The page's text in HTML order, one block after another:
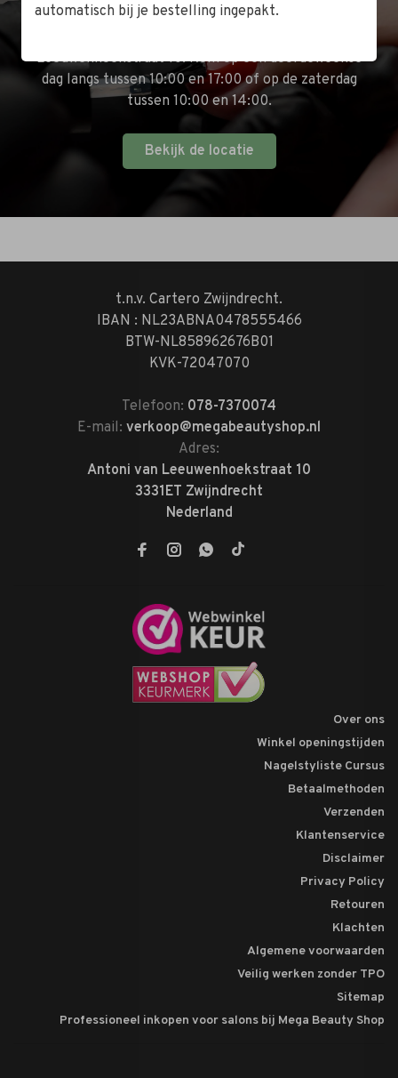
Naast de online shop hebben wij ook een fysieke
Leeuwenhoekstraat 10. Kom op een doordeweekse
dag langs tussen 10:00 en 17:00 of op de zaterdag
tussen 10:00 en 14:00.
Bekijk de locatie
t.n.v. Cartero Zwijndrecht.
IBAN : NL23ABNA0478555466
BTW-NL858962676B01
KVK-72047070
Telefoon: 078-7370074
E-mail: verkoop@megabeautyshop.nl
Adres:
Antoni van Leeuwenhoekstraat 10
3331ET Zwijndrecht
Nederland
Over ons
Winkel openingstijden
Nagelstyliste Cursus
Betaalmethoden
Verzenden
Klantenservice
Disclaimer
Privacy Policy
Retouren
Klachten
Algemene voorwaarden
Veilig werken zonder TPO
Sitemap
Professioneel inkopen voor salons bij Mega Beauty Shop
automatisch bij je bestelling ingepakt.